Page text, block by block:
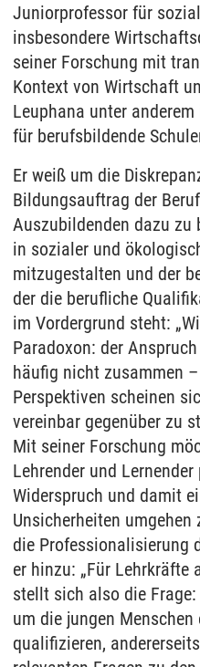
Juniorprofessor für
insbesondere
seiner Forschung mit
Kontext von Wirtschaft
Leuphana unter
für berufsbildende
Er weiß um die
Bildungsauftrag der
Auszubildenden dazu zu
in sozialer und
mitzugestalten und der
der die berufliche
im Vordergrund steht:
Paradoxon: der
häufig nicht zusammen
Perspektiven scheinen
vereinbar gegenüber zu
Mit seiner Forschung
Lehrender und
Widerspruch und damit
Unsicherheiten
die Professionalisierung
er hinzu: „Für Lehrkräfte
stellt sich also die
um die jungen
qualifizieren,